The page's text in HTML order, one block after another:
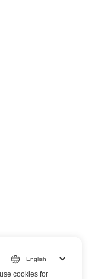
cookies for